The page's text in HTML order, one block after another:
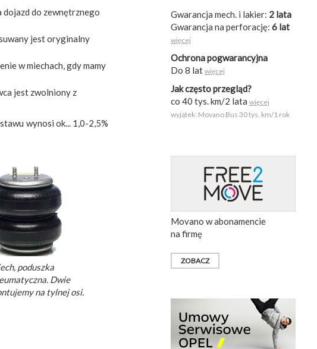
dojazd do zewnętrznego
jest oryginalny
w miechach, gdy mamy
jest zwolniony z
wynosi ok... 1,0-2,5%
poduszka
Dwie
na tylnej osi.
Gwarancja mech. i lakier: 2 lata
Gwarancja na perforację: 6 lat
więcej
Ochrona pogwarancyjna
Do 8 lat więcej
Jak często przegląd?
co 40 tys. km/2 lata więcej
wyjątek: Movano Bus 30 tys. km/1 rok
Movano w abonamencie
na firmę
ZOBACZ